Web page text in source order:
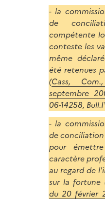
- la
de
compétente
conteste les
même
été retenues
(Cass,
septembre
06-14258,
- la
de
pour
caractère
au regard de
sur la fortune
du 20 février